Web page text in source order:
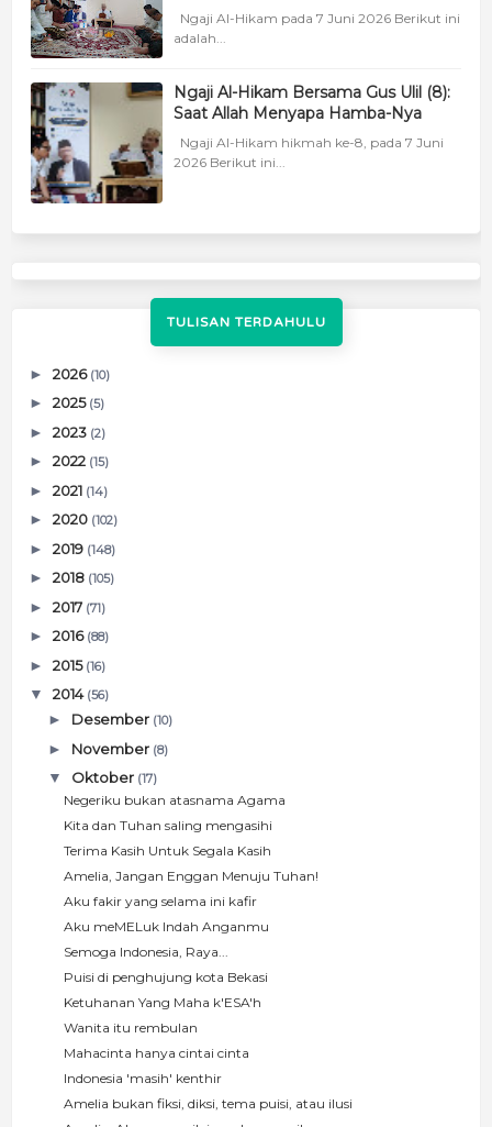
Ngaji Al-Hikam pada 7 Juni 2026 Berikut ini
adalah...
Ngaji Al-Hikam Bersama Gus Ulil (8):
Saat Allah Menyapa Hamba-Nya
Ngaji Al-Hikam hikmah ke-8, pada 7 Juni
2026 Berikut ini...
TULISAN TERDAHULU
► 2026 (10)
► 2025 (5)
► 2023 (2)
► 2022 (15)
► 2021 (14)
► 2020 (102)
► 2019 (148)
► 2018 (105)
► 2017 (71)
► 2016 (88)
► 2015 (16)
▼ 2014 (56)
► Desember (10)
► November (8)
▼ Oktober (17)
Negeriku bukan atasnama Agama
Kita dan Tuhan saling mengasihi
Terima Kasih Untuk Segala Kasih
Amelia, Jangan Enggan Menuju Tuhan!
Aku fakir yang selama ini kafir
Aku meMELuk Indah Anganmu
Semoga Indonesia, Raya...
Puisi di penghujung kota Bekasi
Ketuhanan Yang Maha k'ESA'h
Wanita itu rembulan
Mahacinta hanya cintai cinta
Indonesia 'masih' kenthir
Amelia bukan fiksi, diksi, tema puisi, atau ilusi